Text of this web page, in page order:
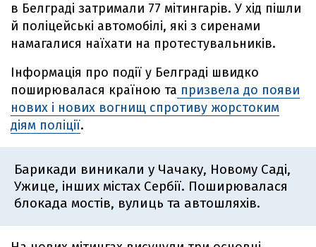
в Белграді затримали 77 мітингарів. У хід пішли
й поліцейські автомобілі, які з сиренами
намагалися наїхати на протестувальників.
Інформація про події у Белграді швидко
поширювалася країною та призвела до появи
нових і нових вогнищ спротиву жорстоким
діям поліції.
Барикади виникали у Чачаку, Новому Саді,
Ужице, інших містах Сербії. Поширювалася
блокада мостів, вулиць та автошляхів.